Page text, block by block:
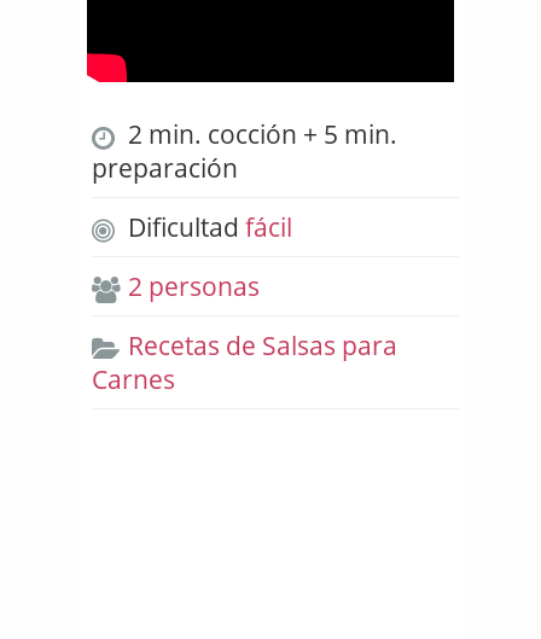
2 min. cocción + 5 min.
preparación
Dificultad fácil
2 personas
Recetas de Salsas para
Carnes